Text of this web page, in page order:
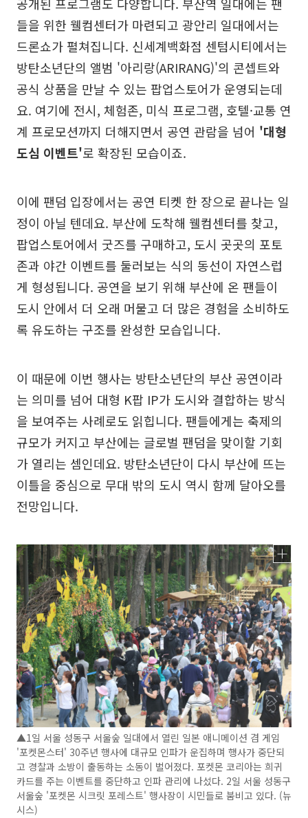
들을 위한 웰컴센터가 마련되고 광안리 일대에서는
드론쇼가 펼쳐집니다. 신세계백화점 센텀시티에서는
방탄소년단의 앨범 '아리랑(ARIRANG)'의 콘셉트와
공식 상품을 만날 수 있는 팝업스토어가 운영되는데
요. 여기에 전시, 체험존, 미식 프로그램, 호텔·교통 연
계 프로모션까지 더해지면서 공연 관람을 넘어 '대형
도심 이벤트'로 확장된 모습이죠.
이에 팬덤 입장에서는 공연 티켓 한 장으로 끝나는 일
정이 아닐 텐데요. 부산에 도착해 웰컴센터를 찾고,
팝업스토어에서 굿즈를 구매하고, 도시 곳곳의 포토
존과 야간 이벤트를 둘러보는 식의 동선이 자연스럽
게 형성됩니다. 공연을 보기 위해 부산에 온 팬들이
도시 안에서 더 오래 머물고 더 많은 경험을 소비하도
록 유도하는 구조를 완성한 모습입니다.
이 때문에 이번 행사는 방탄소년단의 부산 공연이라
는 의미를 넘어 대형 K팝 IP가 도시와 결합하는 방식
을 보여주는 사례로도 읽힙니다. 팬들에게는 축제의
규모가 커지고 부산에는 글로벌 팬덤을 맞이할 기회
가 열리는 셈인데요. 방탄소년단이 다시 부산에 뜨는
이틀을 중심으로 무대 밖의 도시 역시 함께 달아오를
전망입니다.
▲1일 서울 성동구 서울숲 일대에서 열린 일본 애니메이션 겸 게임
'포켓몬스터' 30주년 행사에 대규모 인파가 운집하며 행사가 중단되
고 경찰과 소방이 출동하는 소동이 벌어졌다. 포켓몬 코리아는 희귀
카드를 주는 이벤트를 중단하고 인파 관리에 나섰다. 2일 서울 성동구
서울숲 '포켓몬 시크릿 포레스트' 행사장이 시민들로 붐비고 있다. (뉴
시스)